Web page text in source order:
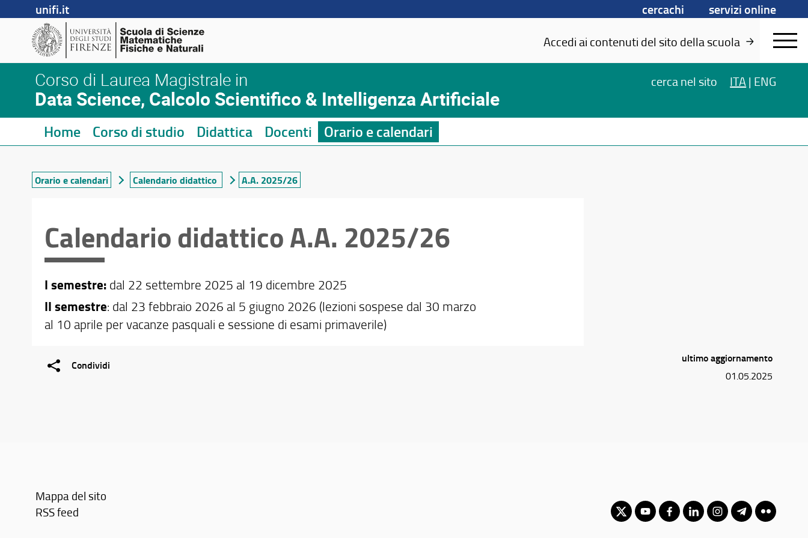
unifi.it cercachi
servizi online
Accedi ai contenuti del sito della scuola
Corso di Laurea Magistrale in
Data Science, Calcolo Scientifico & Intelligenza Artificiale
cerca nel sito ITA | ENG
Home Corso di studio Didattica Docenti Orario e calendari
Orario e calendari Calendario didattico A.A. 2025/26
Calendario didattico A.A. 2025/26
I semestre:dal 22 settembre 2025 al 19 dicembre 2025
II semestre: dal 23 febbraio 2026 al 5 giugno 2026 (lezioni sospese dal 30 marzo
al 10 aprile per vacanze pasquali e sessione di esami primaverile)
Condividi
ultimo aggiornamento
01.05.2025
Mappa del sito
RSS feed